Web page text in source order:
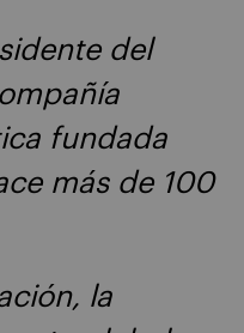
del
fundada
más de 100
la